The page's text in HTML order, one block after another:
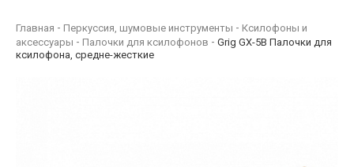
Главная Перкуссия, шумовые инструменты
Ксилофоны и
аксессуары
Палочки для ксилофонов
Grig GX-5B Палочки для
ксилофона, средне-жесткие